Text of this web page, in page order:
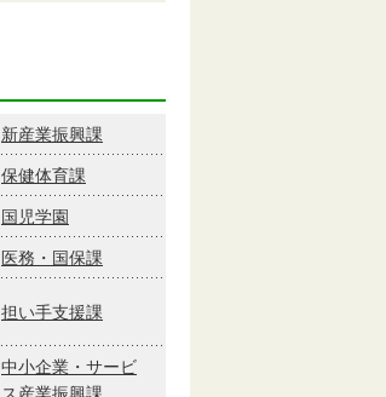
新産業振興課
保健体育課
国児学園
医務・国保課
担い手支援課
中小企業・サービ
ス産業振興課